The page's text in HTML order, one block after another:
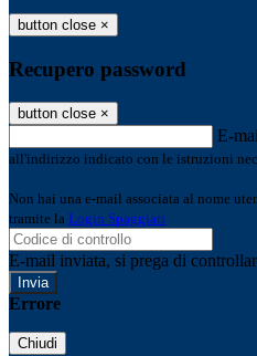
button close ×
Recupero password
button close ×
E-
all'indirizzo indicato con le istruzioni
Non hai una e-mail associata al nome
tramite la Login Spaggiari
E-mail inviata, si prega di
Errore
Chiudi